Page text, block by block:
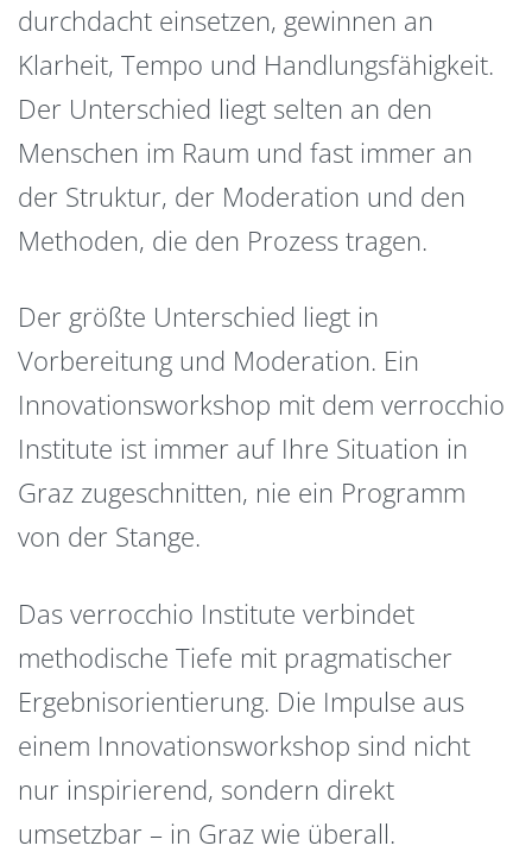
durchdacht einsetzen, gewinnen an
Klarheit, Tempo und Handlungsfähigkeit.
Der Unterschied liegt selten an den
Menschen im Raum und fast immer an
der Struktur, der Moderation und den
Methoden, die den Prozess tragen.
Der größte Unterschied liegt in
Vorbereitung und Moderation. Ein
Innovationsworkshop mit dem verrocchio
Institute ist immer auf Ihre Situation in
Graz zugeschnitten, nie ein Programm
von der Stange.
Das verrocchio Institute verbindet
methodische Tiefe mit pragmatischer
Ergebnisorientierung. Die Impulse aus
einem Innovationsworkshop sind nicht
nur inspirierend, sondern direkt
umsetzbar – in Graz wie überall.